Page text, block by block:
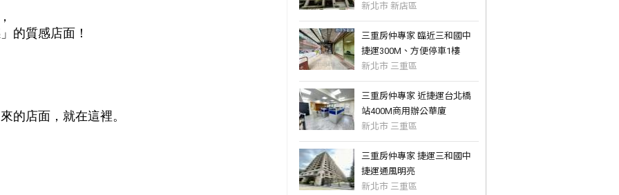
新北市 新店區
三重房仲專家 臨近三和國中
捷運300M、方便停車1樓
新北市 三重區
三重房仲專家 近捷運台北橋
站400M商用辦公華廈
新北市 三重區
三重房仲專家 捷運三和國中
捷運通風明亮
新北市 三重區